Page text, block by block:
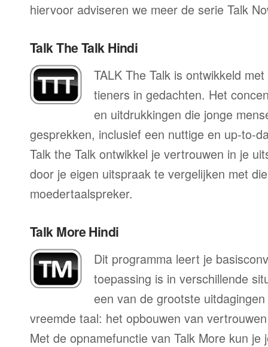
hiervoor adviseren we meer de serie Talk
Talk The Talk Hindi
TALK The Talk is ontwikkeld
tieners in gedachten. Het
en uitdrukkingen die jonge
gesprekken, inclusief een nuttige en up-to-
Talk the Talk ontwikkel je vertrouwen in je
door je eigen uitspraak te vergelijken met
moedertaalspreker.
Talk More Hindi
Dit programma leert je
toepassing is in verschillende
een van de grootste
vreemde taal: het opbouwen van
Met de opnamefunctie van Talk More kun je